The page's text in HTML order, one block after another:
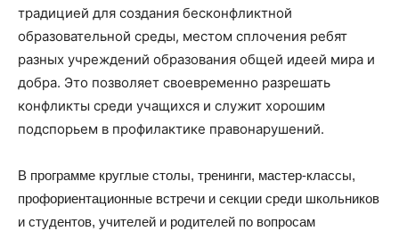
традицией для создания бесконфликтной
образовательной среды, местом сплочения ребят
разных учреждений образования общей идеей мира и
добра. Это позволяет своевременно разрешать
конфликты среди учащихся и служит хорошим
подспорьем в профилактике правонарушений.
В программе круглые столы, тренинги, мастер-классы,
профориентационные встречи и секции среди школьников
и студентов, учителей и родителей по вопросам